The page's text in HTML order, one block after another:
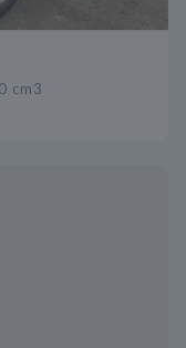
cm3